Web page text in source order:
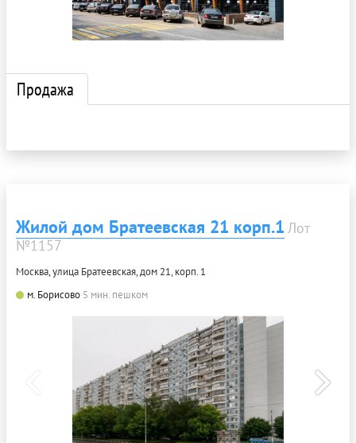
Продажа
Жилой дом Братеевская 21 корп.1 Лот
№1157
Москва, улица Братеевская, дом 21, корп. 1
м. Борисово 5 мин. пешком